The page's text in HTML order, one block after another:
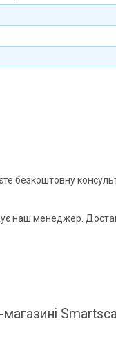
безкоштовну
наш менеджер.